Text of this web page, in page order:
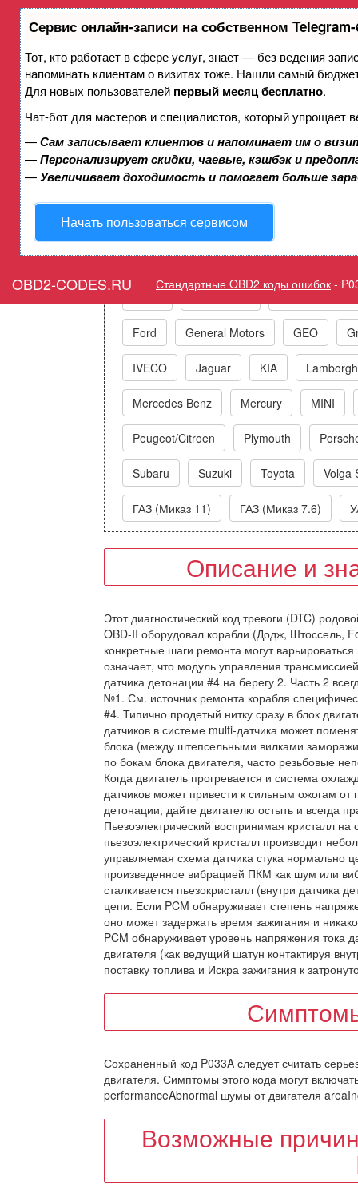
Сервис онлайн-записи на собственном
Тот, кто работает в сфере услуг, знает — без ведения
напоминать клиентам о визитах тоже. Нашли самый
Для новых пользователей первый месяц бесплатно.
Чат-бот для мастеров и специалистов, который упрощает
—Сам записывает клиентов и напоминает им о
—Персонализирует скидки, чаевые, кэшбэк и
—Увеличивает доходимость и помогает больше
Начать пользоваться сервисом
OBD2-CODES.RU Стандартные OBD2 коды ошибок -
Ошибка P033A Датчик
Горит ошибка Check
Коды ошибок
Ford General Motors GEO
IVECO Jaguar KIA
Mercedes Benz Mercury MINI
Peugeot/Citroen Plymouth
Subaru Suzuki Toyota Volga
ГАЗ (Миказ 11) ГАЗ (Миказ 7.6)
Описание и
Этот диагностический код тревоги (DTC)
OBD-II оборудовал корабли (Додж, Штоссель,
конкретные шаги ремонта могут
означает, что модуль управления
датчика детонации #4 на берегу 2. Часть 2
№1. См. источник ремонта корабля
#4. Типично продетый нитку сразу в блок
датчиков в системе multi-датчика может
блока (между штепсельными вилками
по бокам блока двигателя, часто резьбовые
Когда двигатель прогревается и система
датчиков может привести к сильным ожогам
детонации, дайте двигателю остыть и всегда
Пьезоэлектрический воспринимая кристалл
пьезоэлектрический кристалл производит
управляемая схема датчика стука нормально
произведенное вибрацией ПКМ как шум или
сталкивается пьезокристалл (внутри датчика
цепи. Если PCM обнаруживает степень
оно может задержать время зажигания и
PCM обнаруживает уровень напряжения тока
двигателя (как ведущий шатун контактируя
поставку топлива и Искра зажигания к
Сохраненный код P033A следует считать
двигателя. Симптомы этого кода могут
performanceAbnormal шумы от двигателя
Возможные